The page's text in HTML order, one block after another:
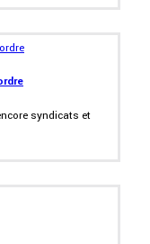
syndicats et